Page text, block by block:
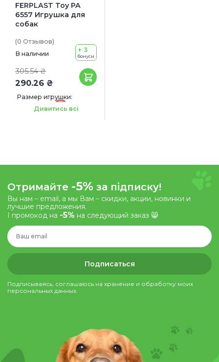
FERPLAST Toy PA
6557 Игрушка для
собак
(0 Отзывов)
В наличии
305.54 ₴
290.26 ₴
+ 3
бонуси
Размер игрушки:
-5%
15.8 х 7 х 9.5 см
Дивитись всі
Отримайте -5% за підписку!
Вы нам – email, а мы Вам – скидки, акции, новинки и
лучшие предложения.
І промокод на -5% на следующий заказ 😸
Подписаться
Подписываясь, соглашаюсь на хранение и обработку моих
персональных данных.